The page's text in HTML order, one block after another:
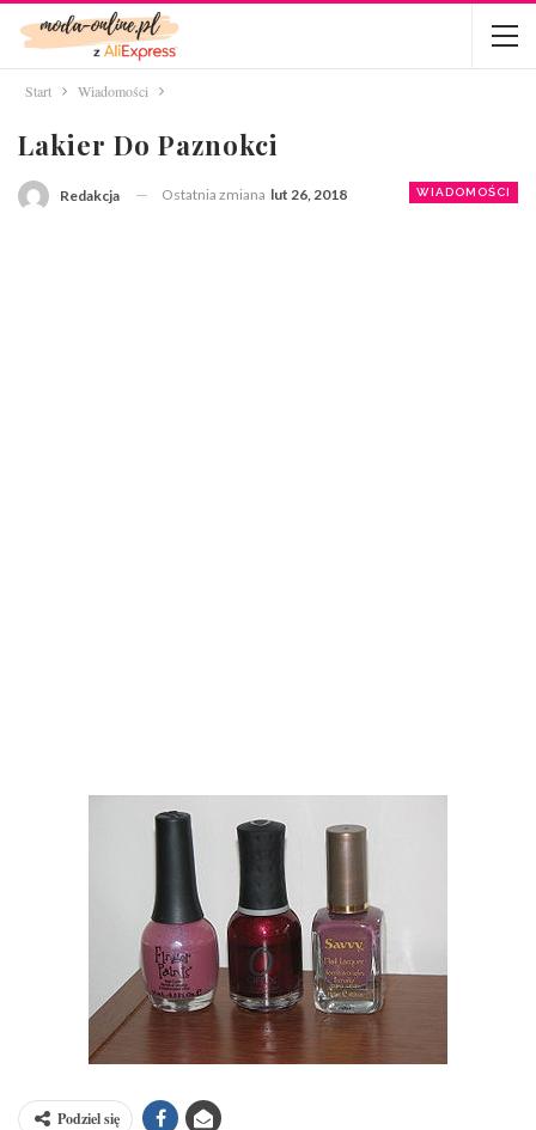
Start Wiadomości
Lakier Do Paznokci
WIADOMOŚCI
Redakcja Ostatnia zmiana lut 26, 2018
Podziel się